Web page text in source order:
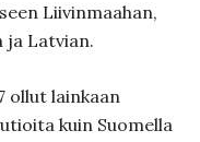
Liivinmaahan,
ja Latvian.
ollut lainkaan
kuin Suomella